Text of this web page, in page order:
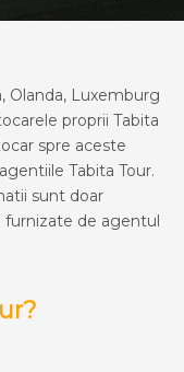
Olanda, Luxemburg
proprii Tabita
spre aceste
Tabita Tour.
sunt doar
furnizate de agentul